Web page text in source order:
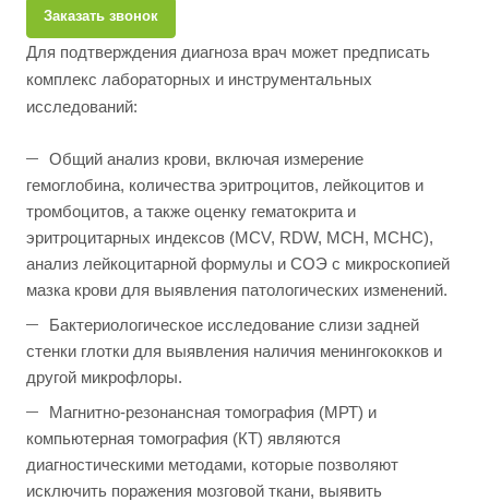
Заказать звонок
Для подтверждения диагноза врач может предписать
комплекс лабораторных и инструментальных
исследований:
Общий анализ крови, включая измерение
гемоглобина, количества эритроцитов, лейкоцитов и
тромбоцитов, а также оценку гематокрита и
эритроцитарных индексов (MCV, RDW, MCH, MCHC),
анализ лейкоцитарной формулы и СОЭ с микроскопией
мазка крови для выявления патологических изменений.
Бактериологическое исследование слизи задней
стенки глотки для выявления наличия менингококков и
другой микрофлоры.
Магнитно-резонансная томография (МРТ) и
компьютерная томография (КТ) являются
диагностическими методами, которые позволяют
исключить поражения мозговой ткани, выявить